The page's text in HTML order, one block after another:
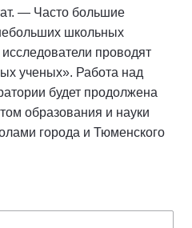
— Часто большие
школьных
проводят
ученых». Работа над
будет продолжена
образования и науки
города и Тюменского